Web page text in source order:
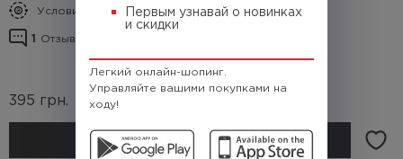
Первым узнавай о новинках
и скидки
Легкий онлайн-шопинг.
Управляйте вашими покупками на
ходу!
Условия кэшбека
1 Отзывы о товаре
395 грн. (Кэшбек
КУПИТЬ